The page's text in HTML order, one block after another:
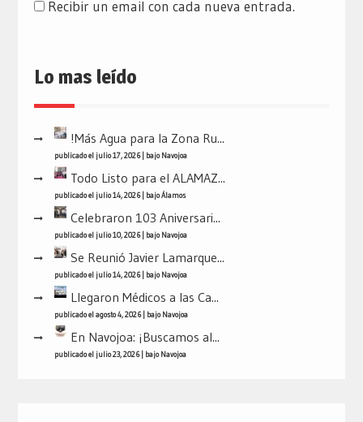
Recibir un email con cada nueva entrada.
Lo mas leído
!Más Agua para la Zona Ru...
publicado el julio 17, 2026| bajoNavojoa
Todo Listo para el ALAMAZ...
publicado el julio 14, 2026| bajoÁlamos
Celebraron 103 Aniversari...
publicado el julio 10, 2026| bajoNavojoa
Se Reunió Javier Lamarque...
publicado el julio 14, 2026| bajoNavojoa
Llegaron Médicos a las Ca...
publicado el agosto 4, 2026| bajoNavojoa
En Navojoa: ¡Buscamos al...
publicado el julio 23, 2026| bajoNavojoa